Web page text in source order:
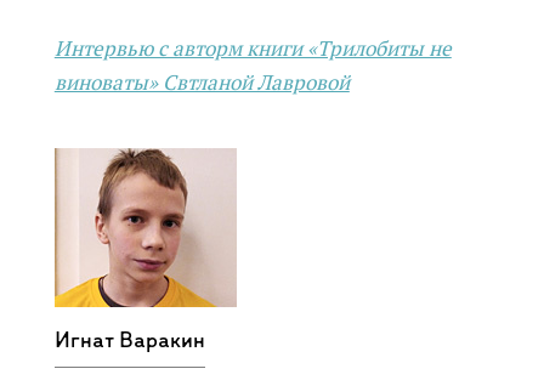
Интервью с авторм книги «Трилобиты не
виноваты» Свтланой Лавровой
Игнат Варакин